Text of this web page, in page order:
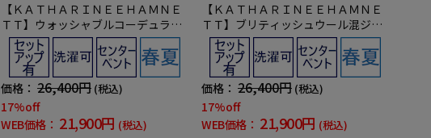
【ＫＡＴＨＡＲＩＮＥＥＨＡＭＮＥ
ＴＴ】ウォッシャブルコーデュラ混
ジャケットセットアップ対応春夏
価格： 26,400円 (税込)
17%off
WEB価格： 21,900円 (税込)
【ＫＡＴＨＡＲＩＮＥＥＨＡＭＮＥ
ＴＴ】ブリティッシュウール混ジャ
ケットセットアップ対応春夏
価格： 26,400円 (税込)
17%off
WEB価格： 21,900円 (税込)